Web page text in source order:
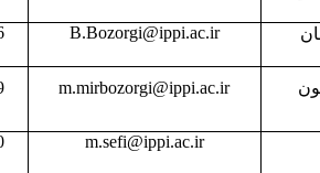
B.Bozorgi@ippi.ac.ir
m.mirbozorgi@ippi.ac.ir
m.sefi@ippi.ac.ir